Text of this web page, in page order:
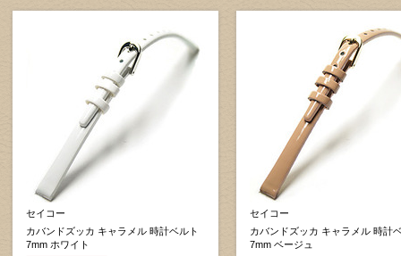
セイコー
カバンドズッカ キャラメル 時計ベルト
7mm ホワイト
セイコー
カバンドズッカ キャラメル 時計
7mm ベージュ